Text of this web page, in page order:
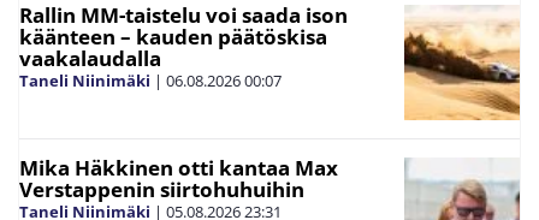
Rallin MM-taistelu voi saada ison
käänteen – kauden päätöskisa
vaakalaudalla
Taneli Niinimäki | 06.08.202600:07
Mika Häkkinen otti kantaa Max
Verstappenin siirtohuhuihin
Taneli Niinimäki | 05.08.202623:31